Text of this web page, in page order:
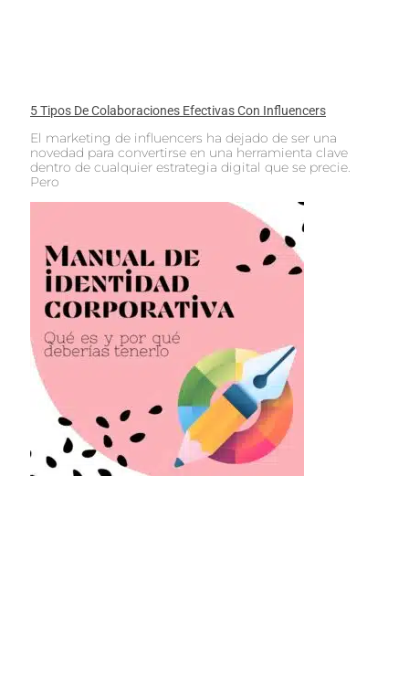
5 Tipos De Colaboraciones Efectivas Con Influencers
El marketing de influencers ha dejado de ser una
novedad para convertirse en una herramienta clave
dentro de cualquier estrategia digital que se precie.
Pero